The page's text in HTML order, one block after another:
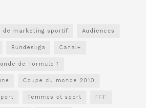
de marketing sportif Audiences
Bundesliga Canal+
de Formule 1
Coupe du monde 2010
Femmes et sport FFF